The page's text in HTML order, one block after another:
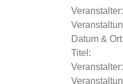
Veranstalter:
Datum & Ort:
Titel:
Veranstalter: